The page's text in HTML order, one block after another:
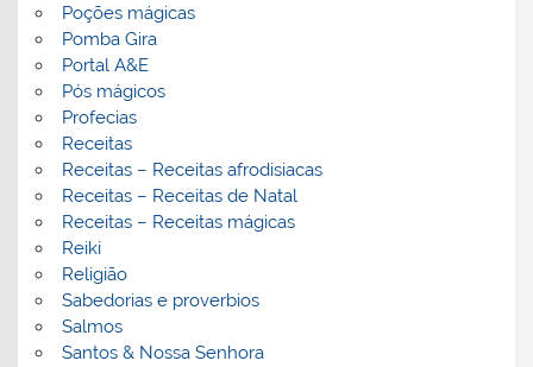
Poções mágicas
Pomba Gira
Portal A&E
Pós mágicos
Profecias
Receitas
Receitas – Receitas afrodisiacas
Receitas – Receitas de Natal
Receitas – Receitas mágicas
Reiki
Religião
Sabedorias e proverbios
Salmos
Santos & Nossa Senhora